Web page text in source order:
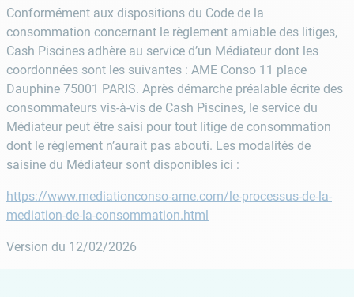
Conformément aux dispositions du Code de la
consommation concernant le règlement amiable des litiges,
Cash Piscines adhère au service d’un Médiateur dont les
coordonnées sont les suivantes : AME Conso 11 place
Dauphine 75001 PARIS. Après démarche préalable écrite des
consommateurs vis-à-vis de Cash Piscines, le service du
Médiateur peut être saisi pour tout litige de consommation
dont le règlement n’aurait pas abouti. Les modalités de
saisine du Médiateur sont disponibles ici :
https://www.mediationconso-ame.com/le-processus-de-la-
mediation-de-la-consommation.html
Version du 12/02/2026